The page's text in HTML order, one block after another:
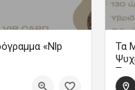
«Nlp
Τα